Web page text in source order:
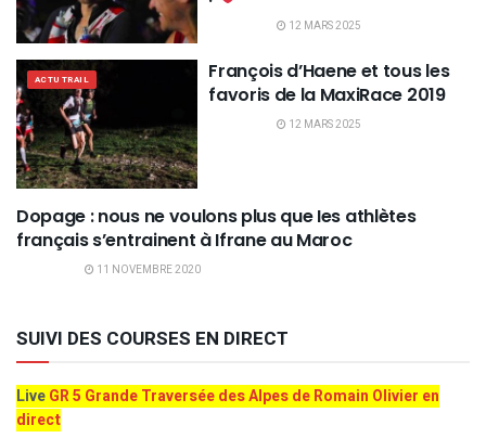
12 MARS 2025
ACTU TRAIL
François d’Haene et tous les
favoris de la MaxiRace 2019
12 MARS 2025
EDITO
Dopage : nous ne voulons plus que Ies athlètes
français s’entrainent à Ifrane au Maroc
11 NOVEMBRE 2020
SUIVI DES COURSES EN DIRECT
LiveGR 5 Grande Traversée des Alpes de Romain Olivier en
direct